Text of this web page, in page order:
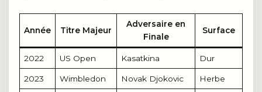
Année Titre Majeur
Adversaire en
Finale
Surface
2022 US Open Kasatkina Dur
2023 Wimbledon Novak Djokovic Herbe